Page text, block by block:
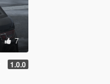
7
1.0.0